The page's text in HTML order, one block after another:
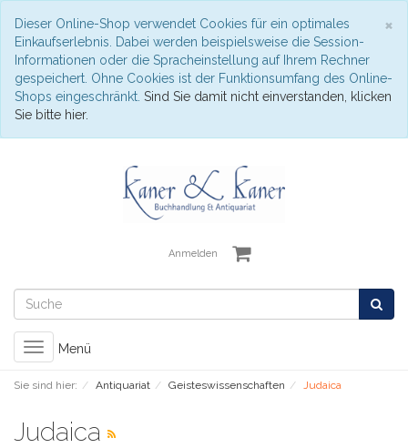
×
Dieser Online-Shop verwendet Cookies für ein optimales
Einkaufserlebnis. Dabei werden beispielsweise die Session-
Informationen oder die Spracheinstellung auf Ihrem Rechner
gespeichert. Ohne Cookies ist der Funktionsumfang des Online-
Shops eingeschränkt. Sind Sie damit nicht einverstanden, klicken
Sie bitte hier.
Anmelden
Toggle
navigation
Menü
Sie sind hier: Antiquariat Geisteswissenschaften Judaica
Judaica